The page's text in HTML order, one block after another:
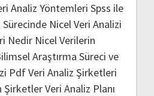
Analiz Yöntemleri Spss ile
Nicel Veri Analizi
Nedir Nicel Verilerin
Araştırma Süreci ve
PdfVeri Analiz Şirketleri
ŞirketlerVeri Analiz Planı